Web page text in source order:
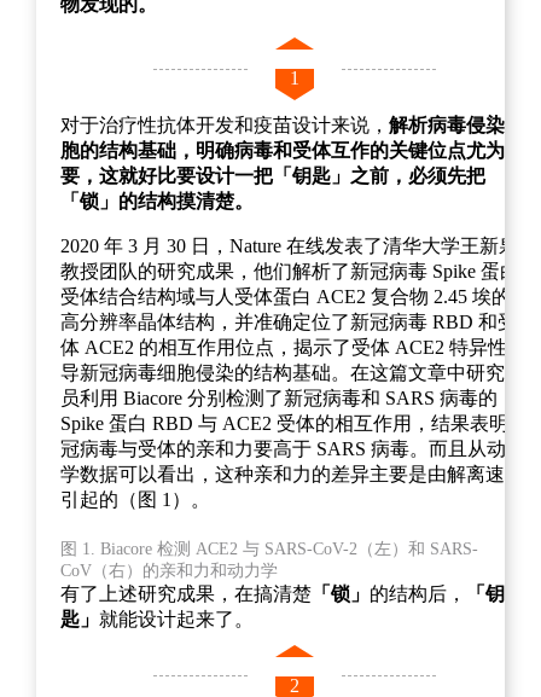
1
对于治疗性抗体开发和疫苗设计来说， 解析病毒侵染细
胞的结构基础，明确病毒和受体互作的关键位点尤为重
要，这就好比要设计一把「钥匙」之前，必须先把
「锁」的结构摸清楚。
2020 年 3 月 30 日，Nature 在线发表了清华大学王新泉
教授团队的研究成果，他们解析了新冠病毒 Spike 蛋白
受体结合结构域与人受体蛋白 ACE2 复合物 2.45 埃的
高分辨率晶体结构，并准确定位了新冠病毒 RBD 和受
体 ACE2 的相互作用位点，揭示了受体 ACE2 特异性介
导新冠病毒细胞侵染的结构基础。在这篇文章中研究人
员利用 Biacore 分别检测了新冠病毒和 SARS 病毒的
Spike 蛋白 RBD 与 ACE2 受体的相互作用，结果表明新
冠病毒与受体的亲和力要高于 SARS 病毒。而且从动力
学数据可以看出，这种亲和力的差异主要是由解离速率
引起的（图 1）。
图 1. Biacore 检测 ACE2 与 SARS-CoV-2（左）和 SARS-
CoV（右）的亲和力和动力学
有了上述研究成果，在搞清楚「锁」 的结构后，
「钥
匙」 就能设计起来了。
2